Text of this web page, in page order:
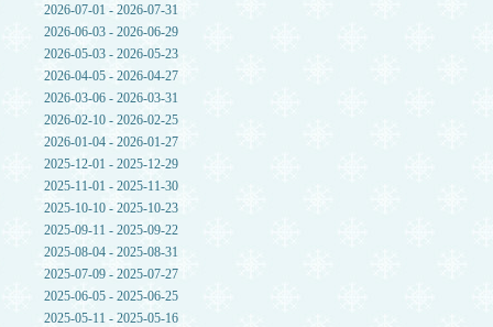
2026-07-01 - 2026-07-31
2026-06-03 - 2026-06-29
2026-05-03 - 2026-05-23
2026-04-05 - 2026-04-27
2026-03-06 - 2026-03-31
2026-02-10 - 2026-02-25
2026-01-04 - 2026-01-27
2025-12-01 - 2025-12-29
2025-11-01 - 2025-11-30
2025-10-10 - 2025-10-23
2025-09-11 - 2025-09-22
2025-08-04 - 2025-08-31
2025-07-09 - 2025-07-27
2025-06-05 - 2025-06-25
2025-05-11 - 2025-05-16